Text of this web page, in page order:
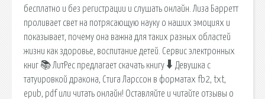
бесплатно и без регистрации и слушать онлайн. Лиза Барретт
проливает свет на потрясающую науку о наших эмоциях и
показывает, почему она важна для таких разных областей
жизни как здоровье, воспитание детей. Сервис электронных
книг 📚 ЛитРес предлагает скачать книгу 🠳 Девушка с
татуировкой дракона, Стига Ларссон в форматах fb2, txt,
epub, pdf или читать онлайн! Оставляйте и читайте отзывы о